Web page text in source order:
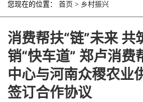
您现在的位置： 首页 > 乡村振兴
消费帮扶“链”未来 共
销“快车道” 郑卢消费
中心与河南众稷农业
签订合作协议